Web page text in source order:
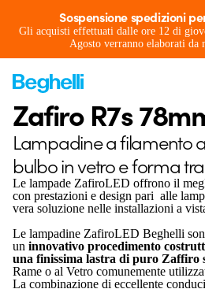
Sospensione spedizioni
Gli acquisti effettuati dalle ore 12 di
Agosto verranno elaborati da
Zafiro R7s
Lampadine a filamento
bulbo in vetro e forma
Le lampade ZafiroLED offrono il
con prestazioni e design pari alle
vera soluzione nelle installazioni a
Le lampadine ZafiroLED Beghelli
un innovativo procedimento
una finissima lastra di puro Zaffiro
Rame o al Vetro comunemente
La combinazione di eccellente